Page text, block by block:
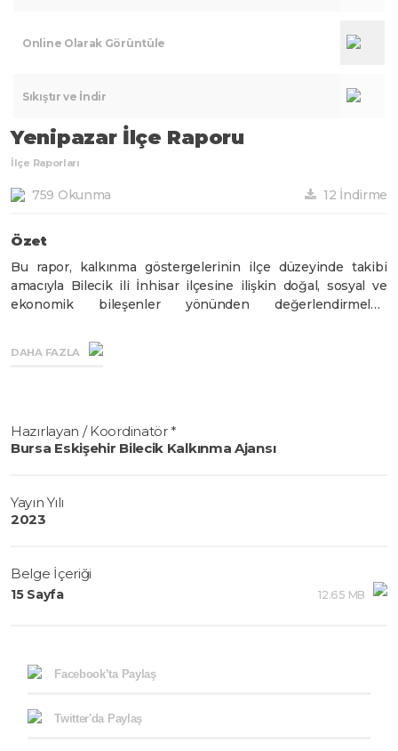
Online Olarak Görüntüle
Sıkıştır ve İndir
Yenipazar İlçe Raporu
İlçe Raporları
759 Okunma 12 İndirme
Özet
Bu rapor, kalkınma göstergelerinin ilçe düzeyinde takibi
amacıyla Bilecik ili İnhisar ilçesine ilişkin doğal, sosyal ve
ekonomik bileşenler yönünden değerlendirmeleri
araştırma, analiz, strateji ve planlama çalışmalarına bütüncül
bir kaynak oluşturması ve Ajans desteklerini yönlendirmesi
DAHA FAZLA
Hazırlayan / Koordinatör *
Bursa Eskişehir Bilecik Kalkınma Ajansı
Yayın Yılı
2023
Belge İçeriği
15 Sayfa 12.65 MB
Facebook’ta Paylaş
Twitter'da Paylaş